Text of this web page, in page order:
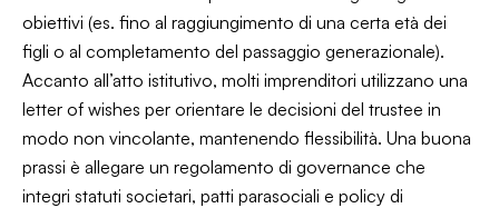
obiettivi (es. fino al raggiungimento di una certa età dei
figli o al completamento del passaggio generazionale).
Accanto all’atto istitutivo, molti imprenditori utilizzano una
letter of wishes per orientare le decisioni del trustee in
modo non vincolante, mantenendo flessibilità. Una buona
prassi è allegare un regolamento di governance che
integri statuti societari, patti parasociali e policy di